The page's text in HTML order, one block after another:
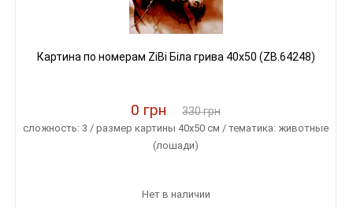
Картина по номерам ZiBi Біла грива 40x50 (ZB.64248)
0 грн 330 грн
сложность: 3 / размер картины 40х50 см / тематика: животные
(лошади)
Нет в наличии